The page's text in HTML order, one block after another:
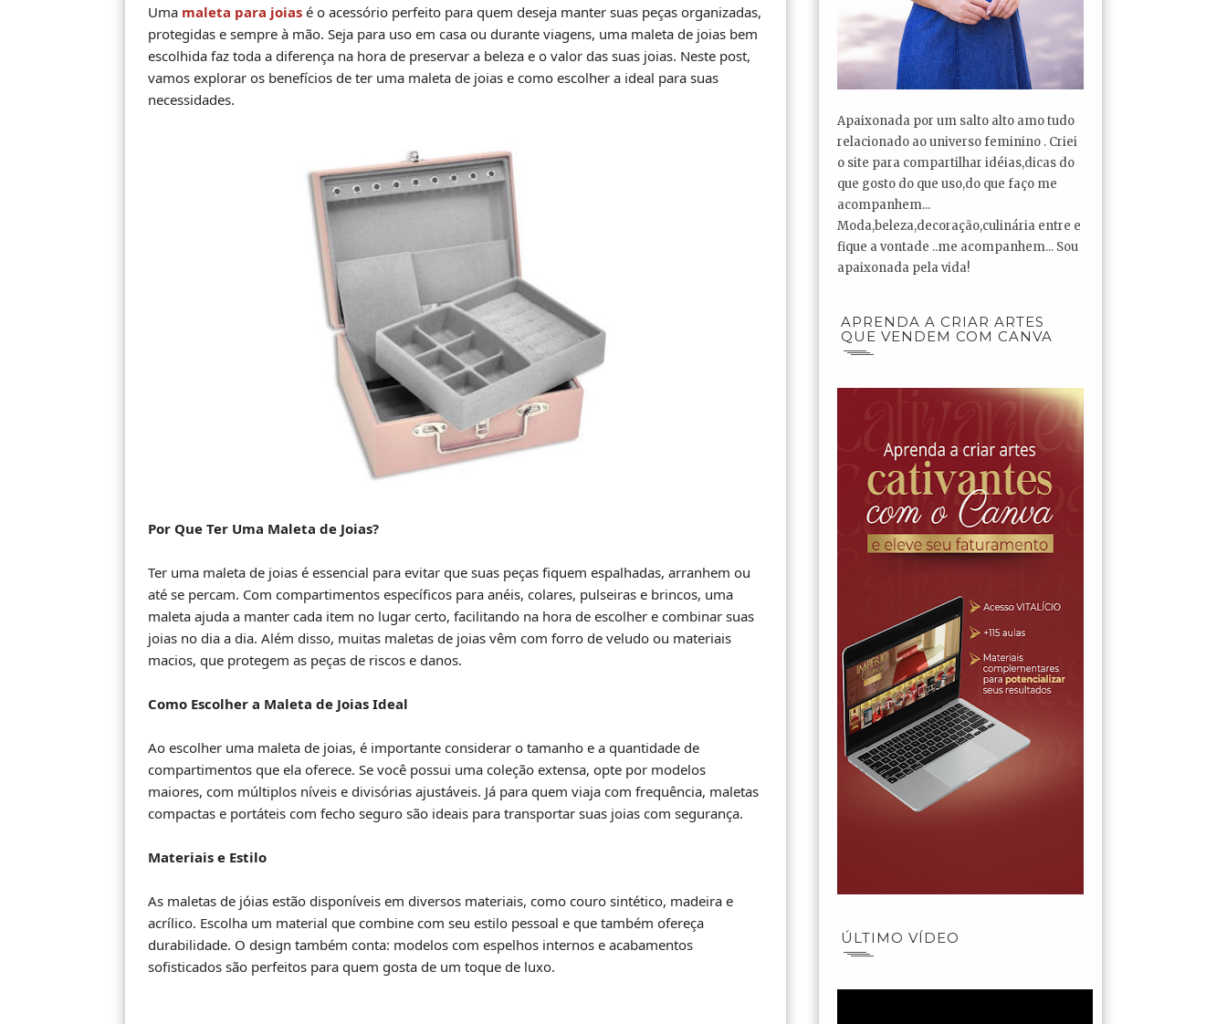
Uma maleta para joias é o acessório perfeito para quem deseja manter suas peças organizadas,
protegidas e sempre à mão. Seja para uso em casa ou durante viagens, uma maleta de joias bem
escolhida faz toda a diferença na hora de preservar a beleza e o valor das suas joias. Neste post,
vamos explorar os benefícios de ter uma maleta de joias e como escolher a ideal para suas
necessidades.
Por Que Ter Uma Maleta de Joias?
Ter uma maleta de joias é essencial para evitar que suas peças fiquem espalhadas, arranhem ou
até se percam. Com compartimentos específicos para anéis, colares, pulseiras e brincos, uma
maleta ajuda a manter cada item no lugar certo, facilitando na hora de escolher e combinar suas
joias no dia a dia. Além disso, muitas maletas de joias vêm com forro de veludo ou materiais
macios, que protegem as peças de riscos e danos.
Como Escolher a Maleta de Joias Ideal
Ao escolher uma maleta de joias, é importante considerar o tamanho e a quantidade de
compartimentos que ela oferece. Se você possui uma coleção extensa, opte por modelos
maiores, com múltiplos níveis e divisórias ajustáveis. Já para quem viaja com frequência, maletas
compactas e portáteis com fecho seguro são ideais para transportar suas joias com segurança.
Materiais e Estilo
As maletas de jóias estão disponíveis em diversos materiais, como couro sintético, madeira e
acrílico. Escolha um material que combine com seu estilo pessoal e que também ofereça
durabilidade. O design também conta: modelos com espelhos internos e acabamentos
sofisticados são perfeitos para quem gosta de um toque de luxo.
Apaixonada por um salto alto amo tudo
relacionado ao universo feminino . Criei
o site para compartilhar idéias,dicas do
que gosto do que uso,do que faço me
acompanhem...
Moda,beleza,decoração,culinária entre e
fique a vontade ..me acompanhem... Sou
apaixonada pela vida!
APRENDA A CRIAR ARTES
QUE VENDEM COM CANVA
ÚLTIMO VÍDEO